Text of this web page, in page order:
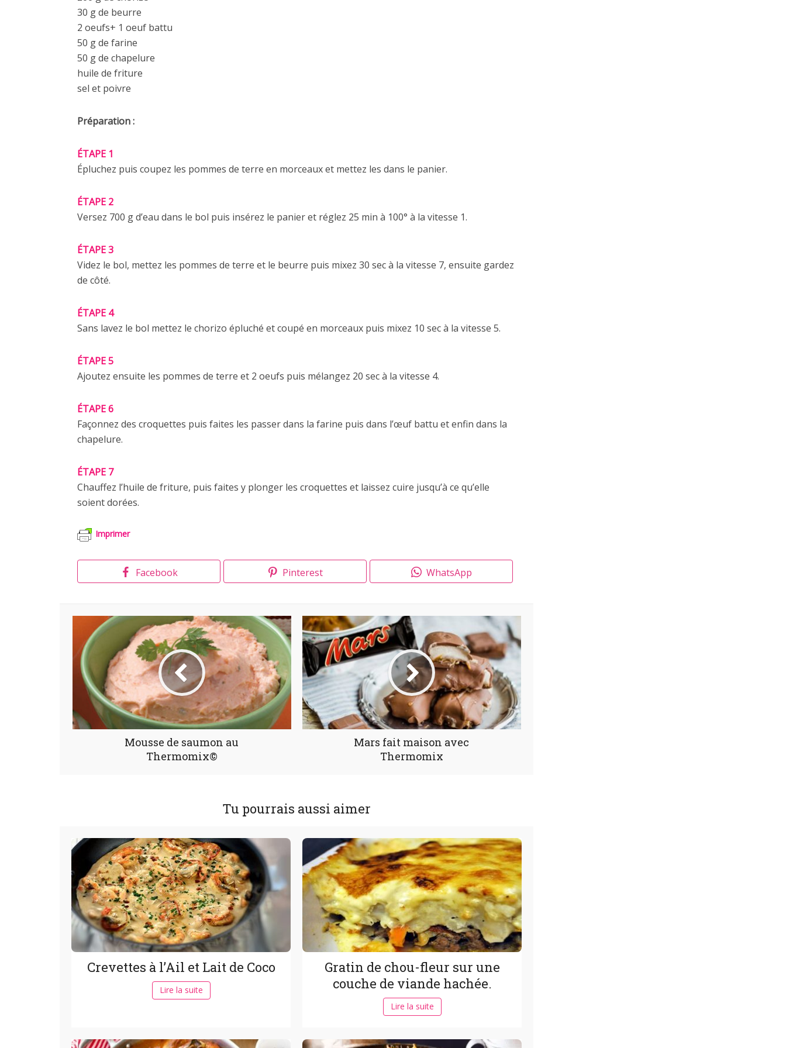
30 g de beurre
2 oeufs+ 1 oeuf battu
50 g de farine
50 g de chapelure
huile de friture
sel et poivre
Préparation :
ÉTAPE 1
Épluchez puis coupez les pommes de terre en morceaux et mettez les dans le panier.
ÉTAPE 2
Versez 700 g d’eau dans le bol puis insérez le panier et réglez 25 min à 100° à la vitesse 1.
ÉTAPE 3
Videz le bol, mettez les pommes de terre et le beurre puis mixez 30 sec à la vitesse 7, ensuite gardez
de côté.
ÉTAPE 4
Sans lavez le bol mettez le chorizo épluché et coupé en morceaux puis mixez 10 sec à la vitesse 5.
ÉTAPE 5
Ajoutez ensuite les pommes de terre et 2 oeufs puis mélangez 20 sec à la vitesse 4.
ÉTAPE 6
Façonnez des croquettes puis faites les passer dans la farine puis dans l’œuf battu et enfin dans la
chapelure.
ÉTAPE 7
Chauffez l’huile de friture, puis faites y plonger les croquettes et laissez cuire jusqu’à ce qu’elle
soient dorées.
Imprimer
Facebook Pinterest WhatsApp
Mousse de saumon au
Thermomix©
Mars fait maison avec
Thermomix
Tu pourrais aussi aimer
Crevettes à l’Ail et Lait de Coco
Lire la suite
Gratin de chou-fleur sur une
couche de viande hachée.
Lire la suite